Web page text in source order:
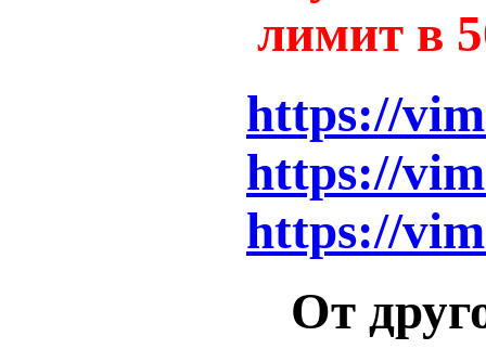
лимит в
https://
https://
https://
От